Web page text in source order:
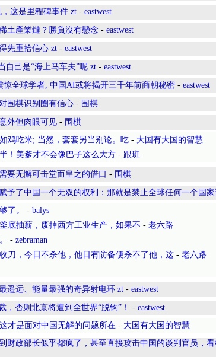
这是里程碑事件 zt - eastwest
土產業鏈？勝負沒有懸念 - eastwest
先重拾信心 zt - eastwest
自己是“海上马车夫”呢 zt - eastwest
惊全球学者, 中国AI或将揭开三千年前商朝秘密 - eastwest
围棋识别圈有信心 - 围棋
外但肉眼可见 - 围棋
鸡吃米; 当然，套套另当别论。吃 - 大国有大国的智慧
！美爹才不会像巴子这么大方 - 跟班
要无懈可击堂而皇之的借口 - 围棋
予了中国一个无双的权利：那就是禁止全球任何一个国
了。
- balys
底抽薪，废掉西方工业生产，如果不 - 老六路
- zebraman
刀，今日不杀他，他日有防备便杀不了他，这 - 老六路
遥远、能量最强的奇异射电环 zt - eastwest
否则北京将遭到全世界“脱钩”！ - eastwest
才是面对中国无解的问题所在 - 大国有大国的智慧
财政部长似乎都疯了，甚至直接攻击中国的谈判官员，